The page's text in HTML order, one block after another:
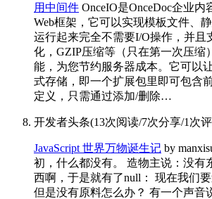
用中间件 OnceIO是OnceDoc企业
Web框架，它可以实现模板文件、
运行起来完全不需要I/O操作，并且
化，GZIP压缩等（只在第一次压缩
能，为您节约服务器成本。它可以
式存储，即一个扩展包里即可包含
定义，只需通过添加/删除…
开发者头条(13次阅读/7次分享/1次
JavaScript 世界万物诞生记 by
初，什么都没有。 造物主说：没有
西啊，于是就有了null： 现在我们要
但是没有原料怎么办？ 有一个声音